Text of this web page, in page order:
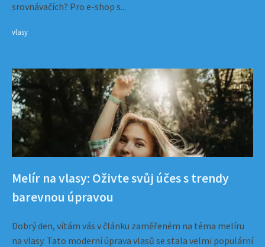
srovnávačích? Pro e-shop s...
vlasy
Melír na vlasy: Oživte svůj účes s trendy
barevnou úpravou
Dobrý den, vítám vás v článku zaměřeném na téma melíru
na vlasy. Tato moderní úprava vlasů se stala velmi populární